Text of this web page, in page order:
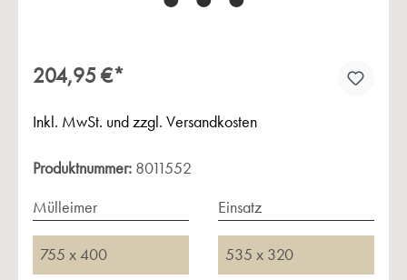
204,95 €*
Inkl. MwSt. und zzgl. Versandkosten
Produktnummer: 8011552
Mülleimer
755 x 400
Einsatz
535 x 320